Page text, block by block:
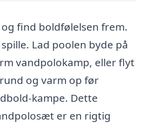
find boldfølelsen frem.
Lad poolen byde på
vandpolokamp, eller flyt
og varm op før
kampe. Dette
er en rigtig